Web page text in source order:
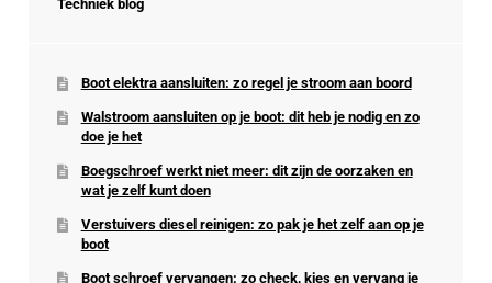
Techniek blog
Boot elektra aansluiten: zo regel je stroom aan boord
Walstroom aansluiten op je boot: dit heb je nodig en zo
doe je het
Boegschroef werkt niet meer: dit zijn de oorzaken en
wat je zelf kunt doen
Verstuivers diesel reinigen: zo pak je het zelf aan op je
boot
Boot schroef vervangen: zo check, kies en vervang je